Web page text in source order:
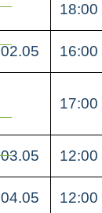
18:00
02.05 16:00
17:00
03.05 12:00
04.05 12:00